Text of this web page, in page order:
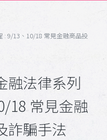
: 9/13、10/18 常見金融商品投
融法律系列
18 常見金融
詐騙手法